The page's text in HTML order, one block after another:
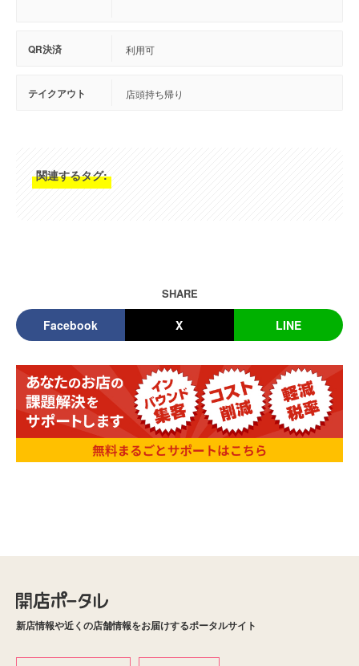
QR決済 利用可
テイクアウト 店頭持ち帰り
関連するタグ:
SHARE
Facebook X LINE
新店情報や近くの店舗情報をお届けするポータルサイト